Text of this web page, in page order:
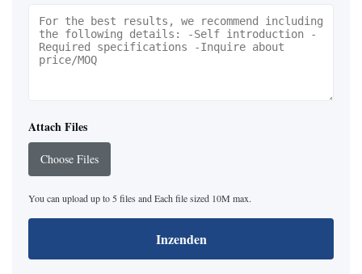
Attach Files
Choose Files
You can upload up to 5 files and Each file sized 10M max.
Inzenden